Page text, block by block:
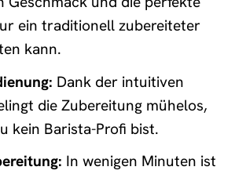
ein traditionell zubereiteter
kann.
Dank der intuitiven
die Zubereitung mühelos,
kein Barista-Profi bist.
In wenigen Minuten ist